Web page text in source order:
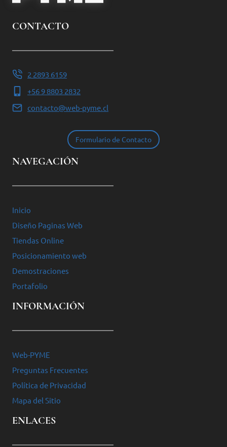
CONTACTO
2 2893 6159
+56 9 8803 2832
contacto@web-pyme.cl
Formulario de Contacto
NAVEGACIÓN
Inicio
Diseño Paginas Web
Tiendas Online
Posicionamiento web
Demostraciones
Portafolio
INFORMACIÓN
Web-PYME
Preguntas Frecuentes
Política de Privacidad
Mapa del Sitio
ENLACES